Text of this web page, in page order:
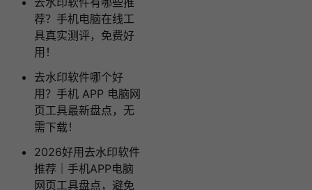
荐？手机电脑在线工
具真实测评，免费好
用！
去水印软件哪个好
用？手机 APP 电脑网
页工具最新盘点，无
需下载！
2026好用去水印软件
推荐｜手机APP电脑
网页工具盘点，避免